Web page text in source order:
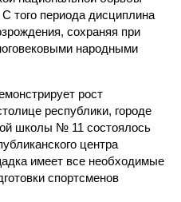
того периода дисциплина
сохраняя при
народными
рост
республики, городе
школы № 11 состоялось
центра
имеет все необходимые
спортсменов